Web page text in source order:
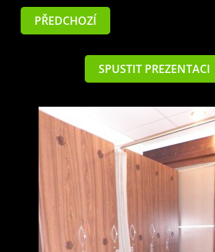
PŘEDCHOZÍ
SPUSTIT PREZENTACI